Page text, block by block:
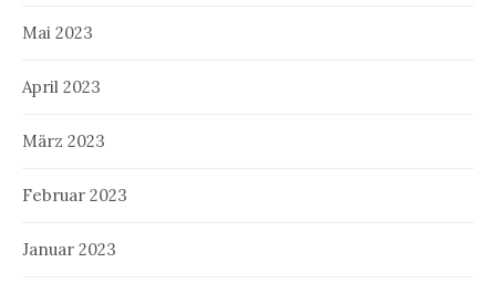
Mai 2023
April 2023
März 2023
Februar 2023
Januar 2023